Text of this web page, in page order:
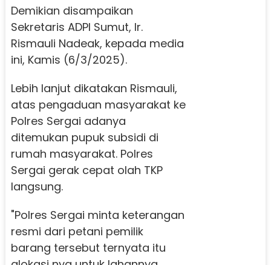
Demikian disampaikan
Sekretaris ADPI Sumut, Ir.
Rismauli Nadeak, kepada media
ini, Kamis (6/3/2025).
Lebih lanjut dikatakan Rismauli,
atas pengaduan masyarakat ke
Polres Sergai adanya
ditemukan pupuk subsidi di
rumah masyarakat. Polres
Sergai gerak cepat olah TKP
langsung.
"Polres Sergai minta keterangan
resmi dari petani pemilik
barang tersebut ternyata itu